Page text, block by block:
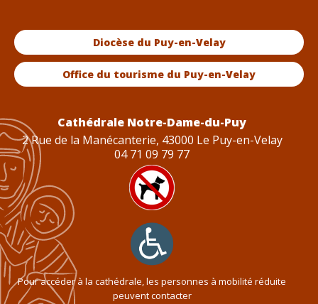
Diocèse du Puy-en-Velay
Office du tourisme du Puy-en-Velay
Cathédrale Notre-Dame-du-Puy
2 Rue de la Manécanterie, 43000 Le Puy-en-Velay
04 71 09 79 77
Pour accéder à la cathédrale, les personnes à mobilité réduite
peuvent contacter